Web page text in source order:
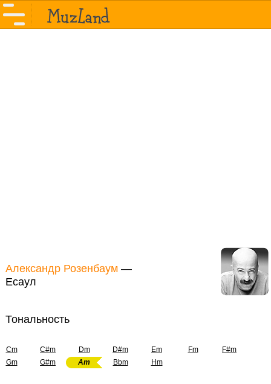
Александр Розенбаум —
Есаул
Тональность
Cm C#m Dm D#m Em Fm
F#m
Gm
G#m Am Bbm Hm